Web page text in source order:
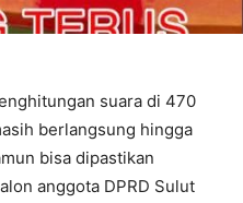
suara di 470
berlangsung hingga
bisa dipastikan
anggota DPRD Sulut